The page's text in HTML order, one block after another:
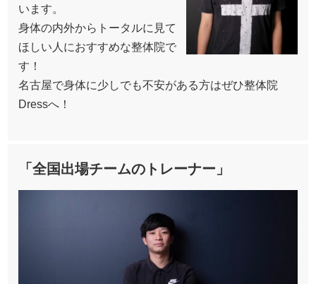
います。
身体の内外からトータルに見て
ほしい人におすすめな整体院で
す！
名古屋で身体に少しでも不安がある方はぜひ整体院
Dressへ！
「全国出場チームのトレーナー」